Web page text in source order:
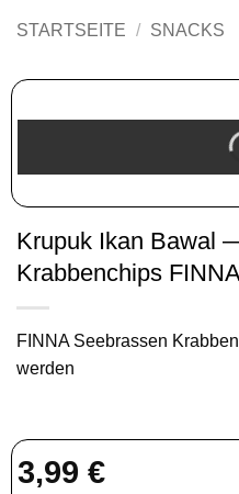
STARTSEITE / SNACKS
Krupuk Ikan Bawal
Krabbenchips
FINNA Seebrassen
werden
3,99 €